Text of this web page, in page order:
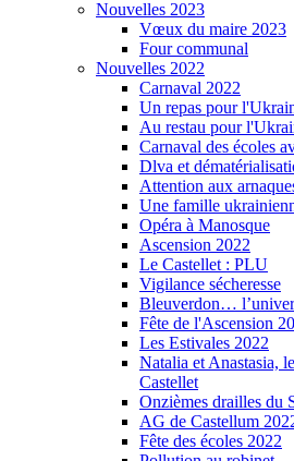
Nouvelles 2023
Vœux du maire 2023
Four communal
Nouvelles 2022
Carnaval 2022
Un repas pour
Au restau pour
Carnaval des écoles
Dlva et
Attention aux
Une famille
Opéra à Manosque
Ascension 2022
Le Castellet : PLU
Vigilance sécheresse
Bleuverdon…
Fête de l'Ascension
Les Estivales 2022
Natalia et Anastasia,
Castellet
Onzièmes drailles du
AG de Castellum
Fête des écoles 2022